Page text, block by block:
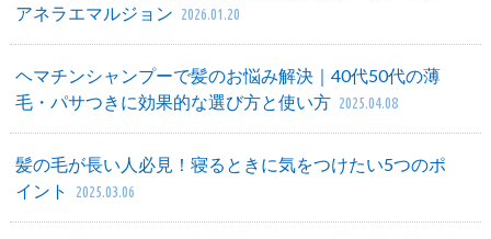
アネラエマルジョン 2026.01.20
ヘマチンシャンプーで髪のお悩み解決｜40代50代の薄
毛・パサつきに効果的な選び方と使い方 2025.04.08
髪の毛が長い人必見！寝るときに気をつけたい5つのポ
イント
2025.03.06